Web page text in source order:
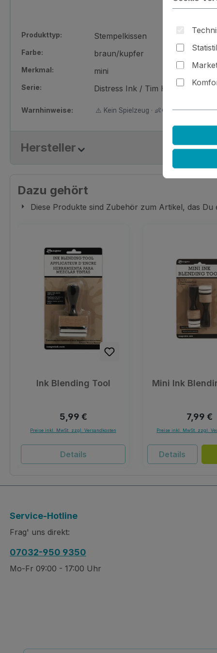
Produkttyp: Stempelkissen
Farbe: braun/kupfer
Merkmal: mini
Serie: Distress Ink / Tim Holtz
Warnhinweise: ⚠️ Kein Spielzeug · 👶🚫 Nicht für
Hersteller
Dazu gehört
Diese Produkte sind Zubehör zum Artikel, das
Ink Blending Tool
Regulärer Preis:
5,99 €
Preise inkl. MwSt. zzgl. Versandkosten
Details
Mini Ink
7,99 €
Preise inkl. MwSt. zzgl.
Details
Service-Hotline
Frag' uns direkt:
07032-950 9350
Mo-Fr 09:00 - 17:00 Uhr